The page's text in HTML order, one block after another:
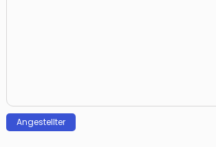
Angestellter